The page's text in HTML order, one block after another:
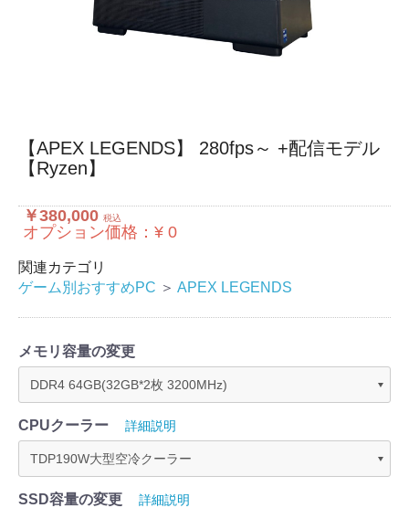
【APEX LEGENDS】 280fps～ +配信モデル
【Ryzen】
￥380,000 税込
オプション価格：¥ 0
関連カテゴリ
ゲーム別おすすめPC ＞ APEX LEGENDS
メモリ容量の変更
CPUクーラー 詳細説明
SSD容量の変更 詳細説明